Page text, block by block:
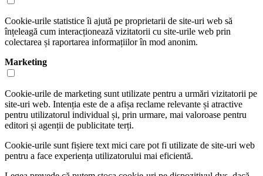
Cookie-urile statistice îi ajută pe proprietarii de site-uri web să
înțeleagă cum interacționează vizitatorii cu site-urile web prin
colectarea și raportarea informațiilor în mod anonim.
Marketing
Cookie-urile de marketing sunt utilizate pentru a urmări vizitatorii pe
site-uri web. Intenția este de a afișa reclame relevante și atractive
pentru utilizatorul individual și, prin urmare, mai valoroase pentru
editori și agenții de publicitate terți.
Cookie-urile sunt fișiere text mici care pot fi utilizate de site-uri web
pentru a face experiența utilizatorului mai eficientă.